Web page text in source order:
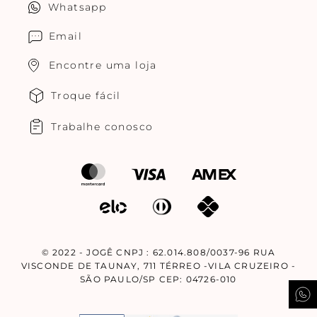
Whatsapp
Email
Encontre uma loja
Troque fácil
Trabalhe conosco
© 2022 - JOGÊ CNPJ : 62.014.808/0037-96 RUA
VISCONDE DE TAUNAY, 711 TÉRREO -VILA CRUZEIRO -
SÃO PAULO/SP CEP: 04726-010